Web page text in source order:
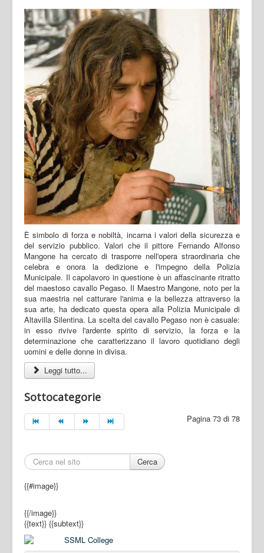
È simbolo di forza e nobiltà, incarna i valori della sicurezza e
del servizio pubblico. Valori che il pittore Fernando Alfonso
Mangone ha cercato di trasporre nell'opera straordinaria che
celebra e onora la dedizione e l'impegno della Polizia
Municipale. Il capolavoro in questione è un affascinante ritratto
del maestoso cavallo Pegaso. Il Maestro Mangone, noto per la
sua maestria nel catturare l'anima e la bellezza attraverso la
sua arte, ha dedicato questa opera alla Polizia Municipale di
Altavilla Silentina. La scelta del cavallo Pegaso non è casuale:
in esso rivive l'ardente spirito di servizio, la forza e la
determinazione che caratterizzano il lavoro quotidiano degli
uomini e delle donne in divisa.
Leggi tutto...
Sottocategorie
Pagina 73 di 78
Cerca
{{#image}}
{{/image}}
{{text}} {{subtext}}